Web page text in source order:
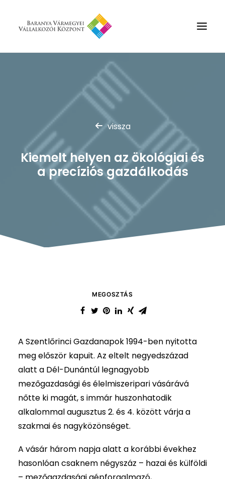
Rólunk
Szolgáltatások
Hírek
Partnerek
Kapcsolat
Keresés
vissza
Kiemelt helyen az ökológiai és
a precíziós gazdálkodás
MEGOSZTÁS
A Szentlőrinci Gazdanapok 1994-ben nyitotta
meg először kapuit. Az eltelt negyedszázad
alatt a Dél-Dunántúl legnagyobb
mezőgazdasági és élelmiszeripari vásárává
nőtte ki magát, s immár huszonhatodik
alkalommal augusztus 2. és 4. között várja a
szakmai és nagyközönséget.
A vásár három napja alatt a korábbi évekhez
hasonlóan csaknem négyszáz – hazai és külföldi